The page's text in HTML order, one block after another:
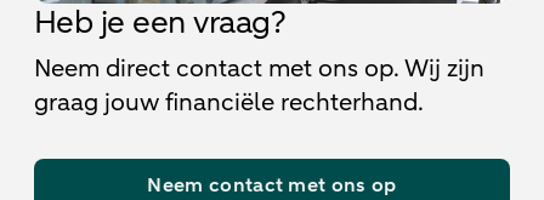
Heb je een vraag?
Neem direct contact met ons op. Wij zijn
graag jouw financiële rechterhand.
Neem contact met ons op